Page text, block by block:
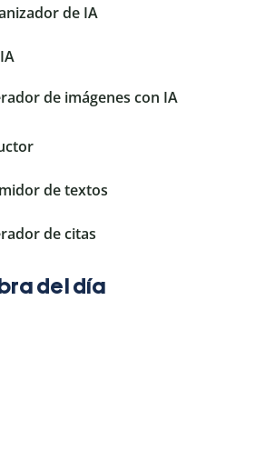
de IA
de imágenes con IA
de textos
de citas
del día